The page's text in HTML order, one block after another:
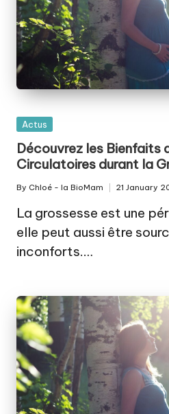
Posted
in
Actus
Découvrez les Bienfaits
Circulatoires durant la
Posted
by
By Chloé - la BioMam 21 January
La grossesse est une
elle peut aussi être
inconforts.…